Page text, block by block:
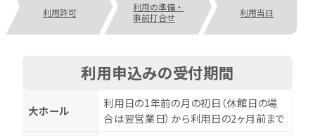
利用許可
利用の準備・
事前打合せ
利用当日
利用申込みの受付期間
大ホール
利用日の1年前の月の初日（休館日の場
合は翌営業日）から利用日の2ヶ月前まで